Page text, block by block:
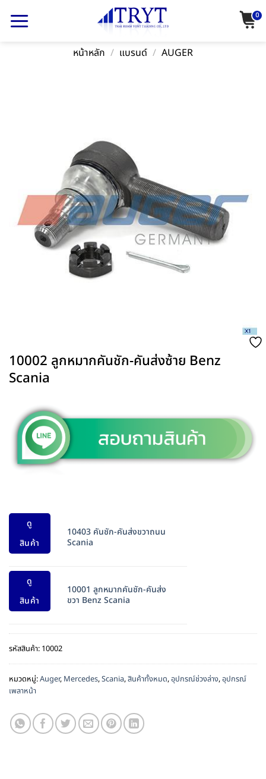
0
หน้าหลัก / แบรนด์ / AUGER
10002 ลูกหมากคันชัก-คันส่งซ้าย Benz
Scania
ดู
สินค้า
10403 คันชัก-คันส่งขวาถนน
Scania
ดู
สินค้า
10001 ลูกหมากคันชัก-คันส่ง
ขวา Benz Scania
รหัสสินค้า: 10002
หมวดหมู่:Auger, Mercedes,Scania,สินค้าทั้งหมด,อุปกรณ์ช่วงล่าง,อุปกรณ์
เพลาหน้า